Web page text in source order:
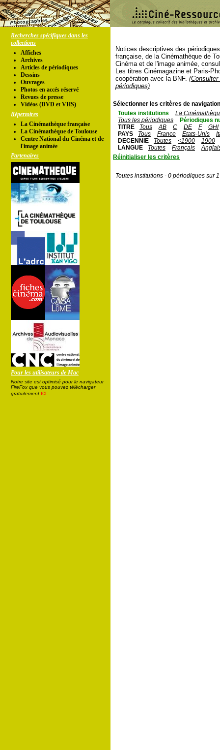
Recherches spécifiques dans les
collections
Affiches
Archives
Articles de périodiques
Dessins
Ouvrages
Photos en accés réservé
Revues de presse
Vidéos (DVD et VHS)
Répertoires
La Cinémathèque française
La Cinémathèque de Toulouse
Centre National du Cinéma et de
l'image animée
Partenaires
Pour les utilisateurs de Mac
Notre site est optimisé pour le navigateur
FireFox que vous pouvez télécharger
gratuitement ici
Notices descriptives des
française, de la Cinémathèque de
Cinéma et de l'image animée,
Les titres Cinémagazine et Paris-
coopération avec la BNF.
périodiques)
Sélectionner les critères de
Toutes institutions
La
Tous les périodiques
Périodiques
TITRE
Tous AB C DE F
GHI
PAYS
Tous France Etats-Unis
DECENNIE
Toutes <1900
1900
LANGUE
Toutes Français
Réinitialiser les critères
Toutes institutions - 0 périodiques sur